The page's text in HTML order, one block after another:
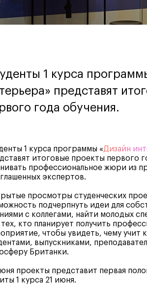
1 курса
представят
года обучения.
1 курса программы «Дизайн
итоговые проекты первого
профессиональное жюри из
экспертов.
просмотры студенческих
подчерпнуть идеи для
с коллегами, найти молодых
кто планирует получить
чтобы увидеть, чему учит
выпускниками,
Британки.
проекты представит первая
1 курса 21 июня.